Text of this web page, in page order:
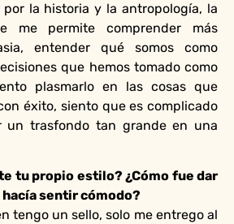
la historia y la antropología, la
me permite comprender más
entender qué somos como
que hemos tomado como
plasmarlo en las cosas que
éxito, siento que es complicado
un trasfondo tan grande en una
tu propio estilo? ¿Cómo fue dar
sentir cómodo?
tengo un sello, solo me entrego al